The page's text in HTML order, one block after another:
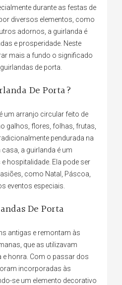
durante as festas de
diversos elementos, como
adornos, a guirlanda é
e prosperidade. Neste
mais a fundo o significado
de porta.
De Porta?
um arranjo circular feito de
galhos, flores, folhas, frutas,
pendurada na
a guirlanda é um
hospitalidade. Ela pode ser
como Natal, Páscoa,
eventos especiais.
De Porta
antigas e remontam às
que as utilizavam
honra. Com o passar dos
incorporadas às
se um elemento decorativo